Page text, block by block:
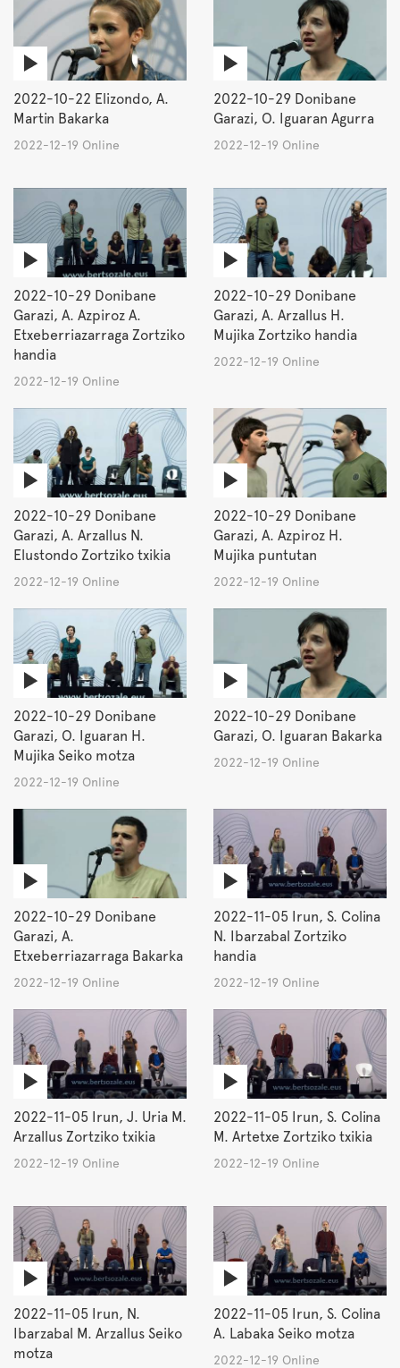
2022-10-22 Elizondo, A.
Martin Bakarka
2022-12-19 Online
2022-10-29 Donibane
Garazi, O. Iguaran Agurra
2022-12-19 Online
2022-10-29 Donibane
Garazi, A. Azpiroz A.
Etxeberriazarraga Zortziko
handia
2022-12-19 Online
2022-10-29 Donibane
Garazi, A. Arzallus H.
Mujika Zortziko handia
2022-12-19 Online
2022-10-29 Donibane
Garazi, A. Arzallus N.
Elustondo Zortziko txikia
2022-12-19 Online
2022-10-29 Donibane
Garazi, A. Azpiroz H.
Mujika puntutan
2022-12-19 Online
2022-10-29 Donibane
Garazi, O. Iguaran H.
Mujika Seiko motza
2022-12-19 Online
2022-10-29 Donibane
Garazi, O. Iguaran Bakarka
2022-12-19 Online
2022-10-29 Donibane
Garazi, A.
Etxeberriazarraga Bakarka
2022-12-19 Online
2022-11-05 Irun, S. Colina
N. Ibarzabal Zortziko
handia
2022-12-19 Online
2022-11-05 Irun, J. Uria M.
Arzallus Zortziko txikia
2022-12-19 Online
2022-11-05 Irun, S. Colina
M. Artetxe Zortziko txikia
2022-12-19 Online
2022-11-05 Irun, N.
Ibarzabal M. Arzallus Seiko
motza
2022-11-05 Irun, S. Colina
A. Labaka Seiko motza
2022-12-19 Online